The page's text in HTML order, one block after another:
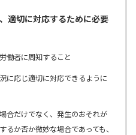
適切に対応するために必要
働者に周知すること
に応じ適切に対応できるように
合だけでなく、発生のおそれが
るか否か微妙な場合であっても、